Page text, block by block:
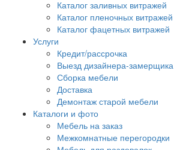
Каталог заливных витражей
Каталог пленочных витражей
Каталог фацетных витражей
Услуги
Кредит/рассрочка
Выезд дизайнера-замерщика
Сборка мебели
Доставка
Демонтаж старой мебели
Каталоги и фото
Мебель на заказ
Межкомнатные перегородки